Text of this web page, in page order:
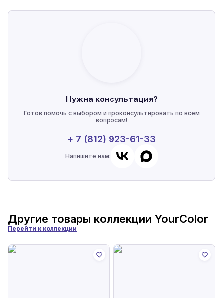
Нужна консультация?
Готов помочь с выбором и проконсультировать по всем
вопросам!
+ 7 (812) 923-61-33
Напишите нам:
Другие товары коллекции YourColor
Перейти к коллекции